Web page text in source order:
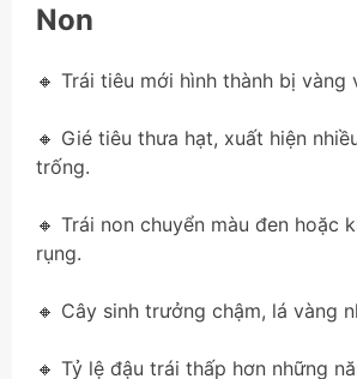
Non
🔸 Trái tiêu mới hình thành bị vàng
🔸 Gié tiêu thưa hạt, xuất hiện
trống.
🔸 Trái non chuyển màu đen hoặc
rụng.
🔸 Cây sinh trưởng chậm, lá vàng
🔸 Tỷ lệ đậu trái thấp hơn những